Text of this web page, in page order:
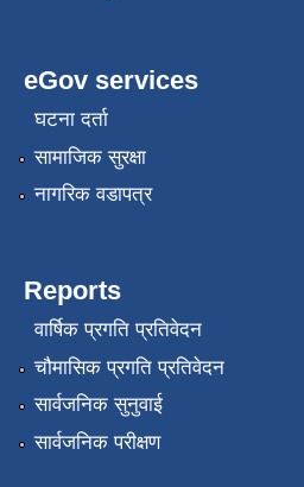
eGov services
घटना दर्ता
सामाजिक सुरक्षा
नागरिक वडापत्र
Reports
वार्षिक प्रगति प्रतिवेदन
चौमासिक प्रगति प्रतिवेदन
सार्वजनिक सुनुवाई
सार्वजनिक परीक्षण